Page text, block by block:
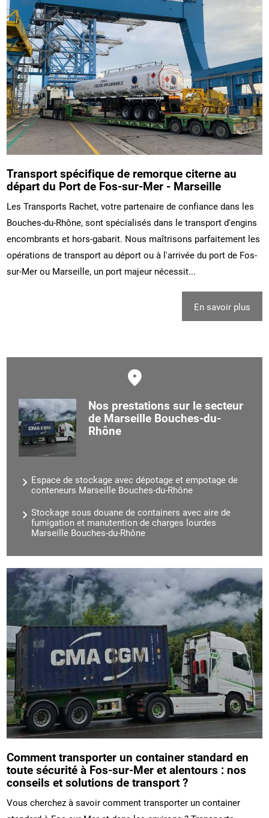
Transport spécifique de remorque citerne au
départ du Port de Fos-sur-Mer - Marseille
Les Transports Rachet, votre partenaire de confiance dans les
Bouches-du-Rhône, sont spécialisés dans le transport d'engins
encombrants et hors-gabarit. Nous maîtrisons parfaitement les
opérations de transport au déport ou à l'arrivée du port de Fos-
sur-Mer ou Marseille, un port majeur nécessit...
En savoir plus
Nos prestations sur le secteur
de Marseille Bouches-du-
Rhône
Espace de stockage avec dépotage et empotage de
conteneurs Marseille Bouches-du-Rhône
Stockage sous douane de containers avec aire de
fumigation et manutention de charges lourdes
Marseille Bouches-du-Rhône
Comment transporter un container standard en
toute sécurité à Fos-sur-Mer et alentours : nos
conseils et solutions de transport ?
Vous cherchez à savoir comment transporter un container